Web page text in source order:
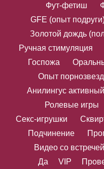
Фут-фетиш
GFE (опыт
Золотой дождь
Ручная стимуляция
Госпожа
Опыт
Анилингус активный
Ролевые игры
Секс-игрушки
Подчинение
Видео со встречей
Да
VIP